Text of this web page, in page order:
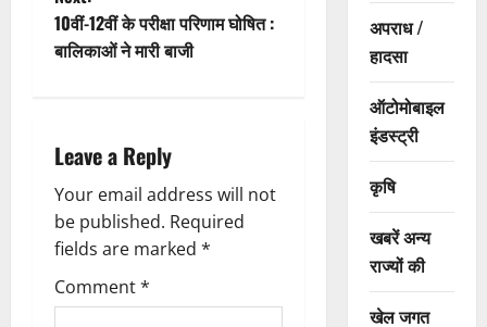
s
t
a
v
i
g
10वीं-12वीं के परीक्षा परिणाम घोषित :
बालिकाओं ने मारी बाजी
Leave a Reply
Your email address will not
be published. Required
fields are marked *
Comment*
अपराध /
हादसा
ऑटोमोबाइल
इंडस्ट्री
कृषि
खबरें अन्य
राज्यों की
खेल जगत